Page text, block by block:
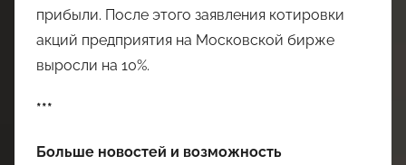
прибыли. После этого заявления котировки
акций предприятия на Московской бирже
выросли на 10%.
***
Больше новостей и возможность